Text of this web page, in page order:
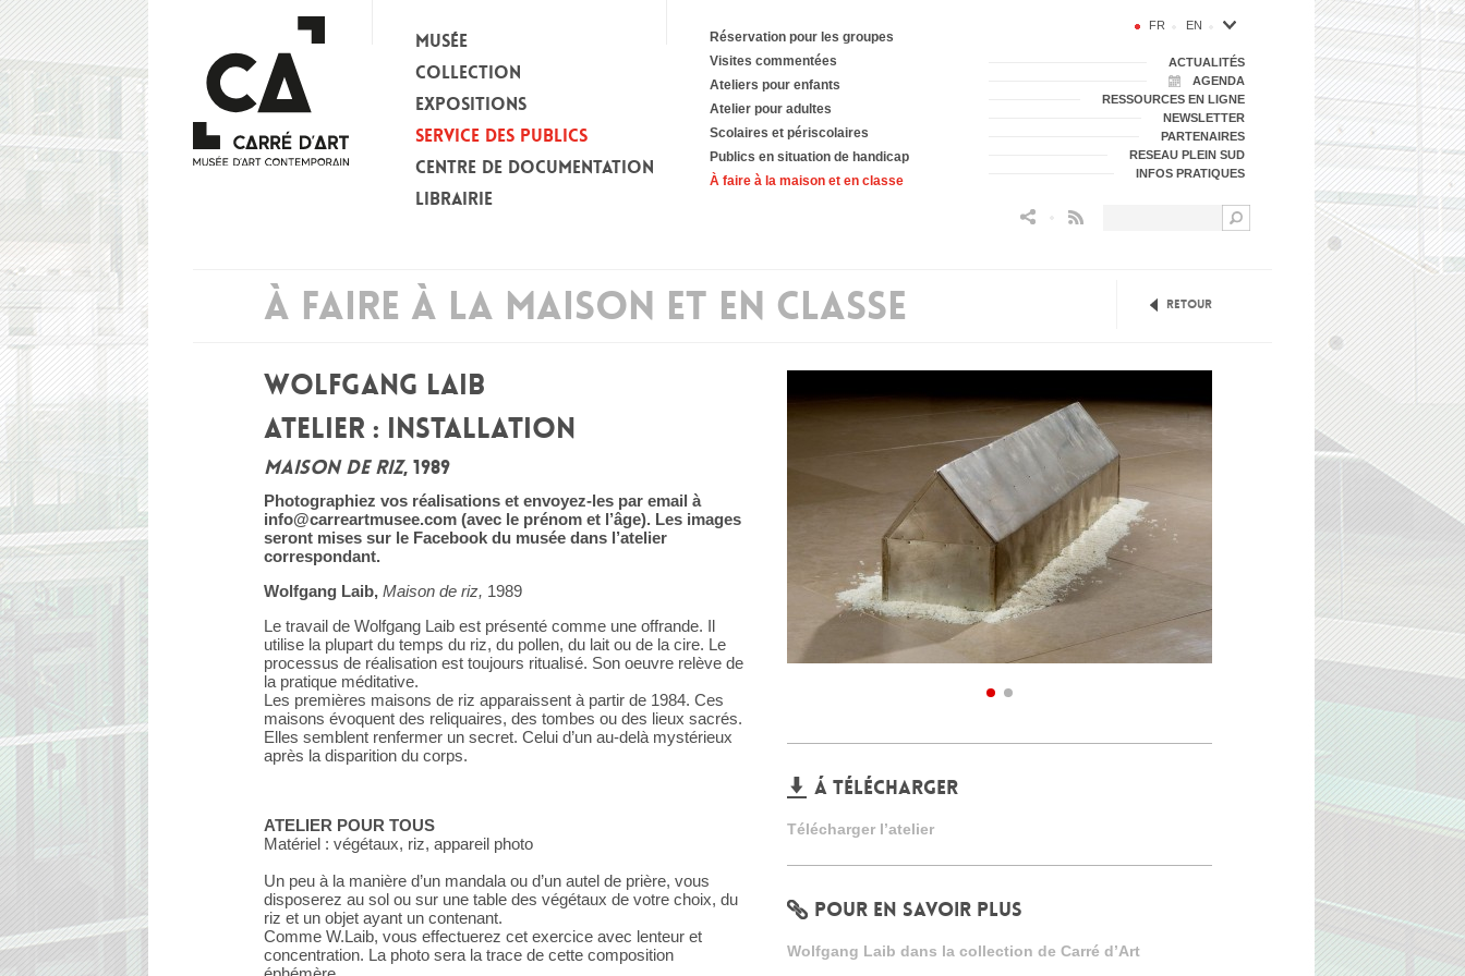
MUSÉE
COLLECTION
EXPOSITIONS
SERVICE DES PUBLICS
Réservation pour les groupes
Visites commentées
Ateliers pour enfants
Atelier pour adultes
Scolaires et périscolaires
Publics en situation de handicap
À faire à la maison et en classe
CENTRE DE DOCUMENTATION
LIBRAIRIE
FR EN
ACTUALITÉS
AGENDA
RESSOURCES EN LIGNE
NEWSLETTER
PARTENAIRES
RESEAU PLEIN SUD
INFOS PRATIQUES
À FAIRE À LA MAISON ET EN CLASSE Retour
WOLFGANG LAIB
ATELIER : INSTALLATION
MAISON DE RIZ, 1989
Photographiez vos réalisations et envoyez-les par email à
info@carreartmusee.com (avec le prénom et l’âge). Les images
seront mises sur le Facebook du musée dans l’atelier
correspondant.
Wolfgang Laib, Maison de riz, 1989
Le travail de Wolfgang Laib est présenté comme une offrande. Il
utilise la plupart du temps du riz, du pollen, du lait ou de la cire. Le
processus de réalisation est toujours ritualisé. Son oeuvre relève de
la pratique méditative.
Les premières maisons de riz apparaissent à partir de 1984. Ces
maisons évoquent des reliquaires, des tombes ou des lieux sacrés.
Elles semblent renfermer un secret. Celui d’un au-delà mystérieux
après la disparition du corps.
ATELIER POUR TOUS
Matériel : végétaux, riz, appareil photo
Un peu à la manière d’un mandala ou d’un autel de prière, vous
disposerez au sol ou sur une table des végétaux de votre choix, du
riz et un objet ayant un contenant.
Comme W.Laib, vous effectuerez cet exercice avec lenteur et
concentration. La photo sera la trace de cette composition
Á TÉLÉCHARGER
Télécharger l’atelier
POUR EN SAVOIR PLUS
Wolfgang Laib dans la collection de Carré d’Art